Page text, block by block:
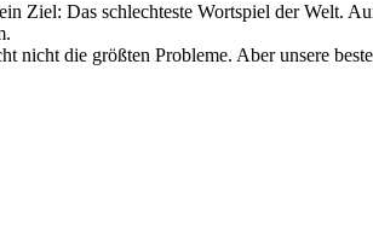
Ziel: Das schlechteste Wortspiel der Welt.
nicht die größten Probleme. Aber unsere